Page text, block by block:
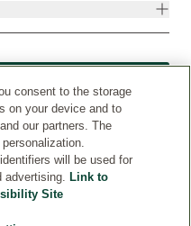
consent to the storage
on your device and to
our partners. The
will be used for
advertising. Link to
Site